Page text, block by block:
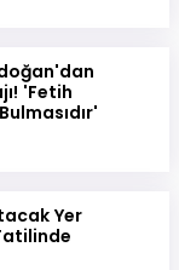
'Fetih
Yer